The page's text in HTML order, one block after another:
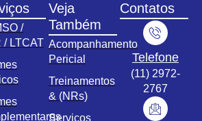
/
/ LTCAT
Veja
Também
Acompanhamento
Pericial
Treinamentos
& (NRs)
Serviços
Contatos
Telefone
(11) 2972-
2767